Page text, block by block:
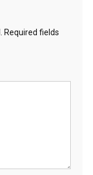
Required fields